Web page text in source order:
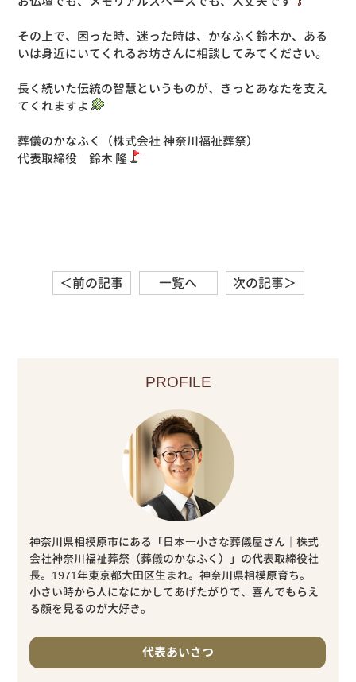
その上で、困った時、迷った時は、かなふく鈴木か、ある
いは身近にいてくれるお坊さんに相談してみてください。
長く続いた伝統の智慧というものが、きっとあなたを支え
てくれますよ
葬儀のかなふく（株式会社 神奈川福祉葬祭）
代表取締役 鈴木 隆
＜前の記事 一覧へ 次の記事＞
PROFILE
神奈川県相模原市にある「日本一小さな葬儀屋さん｜株式
会社神奈川福祉葬祭（葬儀のかなふく）」の代表取締役社
長。1971年東京都大田区生まれ。神奈川県相模原育ち。
小さい時から人になにかしてあげたがりで、喜んでもらえ
る顔を見るのが大好き。
代表あいさつ